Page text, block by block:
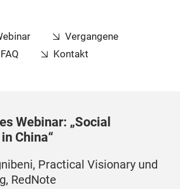
Vergangene
FAQ Kontakt
Webinar: „Social
China“
Practical Visionary und
RedNote